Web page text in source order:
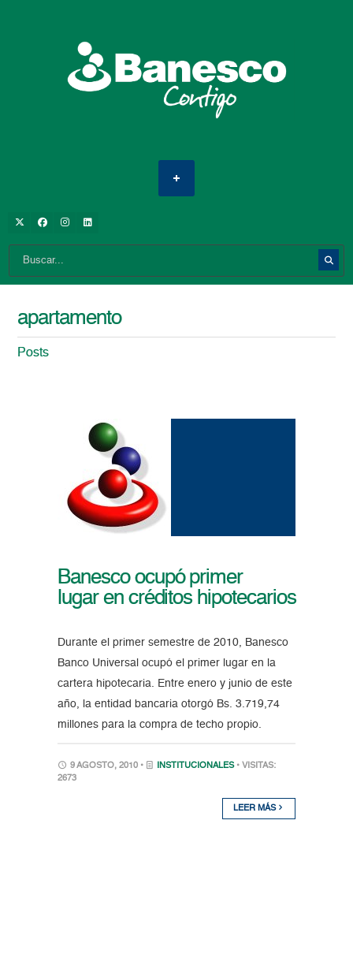
apartamento
Posts
Banesco ocupó primer
lugar en créditos hipotecarios
Durante el primer semestre de 2010, Banesco
Banco Universal ocupó el primer lugar en la
cartera hipotecaria. Entre enero y junio de este
año, la entidad bancaria otorgó Bs. 3.719,74
millones para la compra de techo propio.
9 AGOSTO, 2010 • INSTITUCIONALES • VISITAS:
2673
LEER MÁS